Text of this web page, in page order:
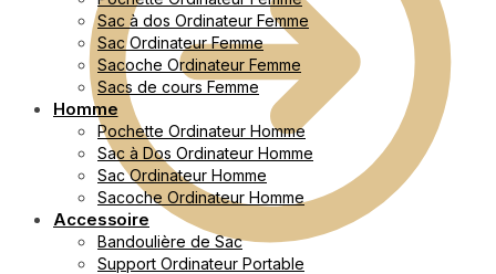
Sac à dos Ordinateur Femme
Sac Ordinateur Femme
Sacoche Ordinateur Femme
Sacs de cours Femme
Homme
Pochette Ordinateur Homme
Sac à Dos Ordinateur Homme
Sac Ordinateur Homme
Sacoche Ordinateur Homme
Accessoire
Bandoulière de Sac
Support Ordinateur Portable